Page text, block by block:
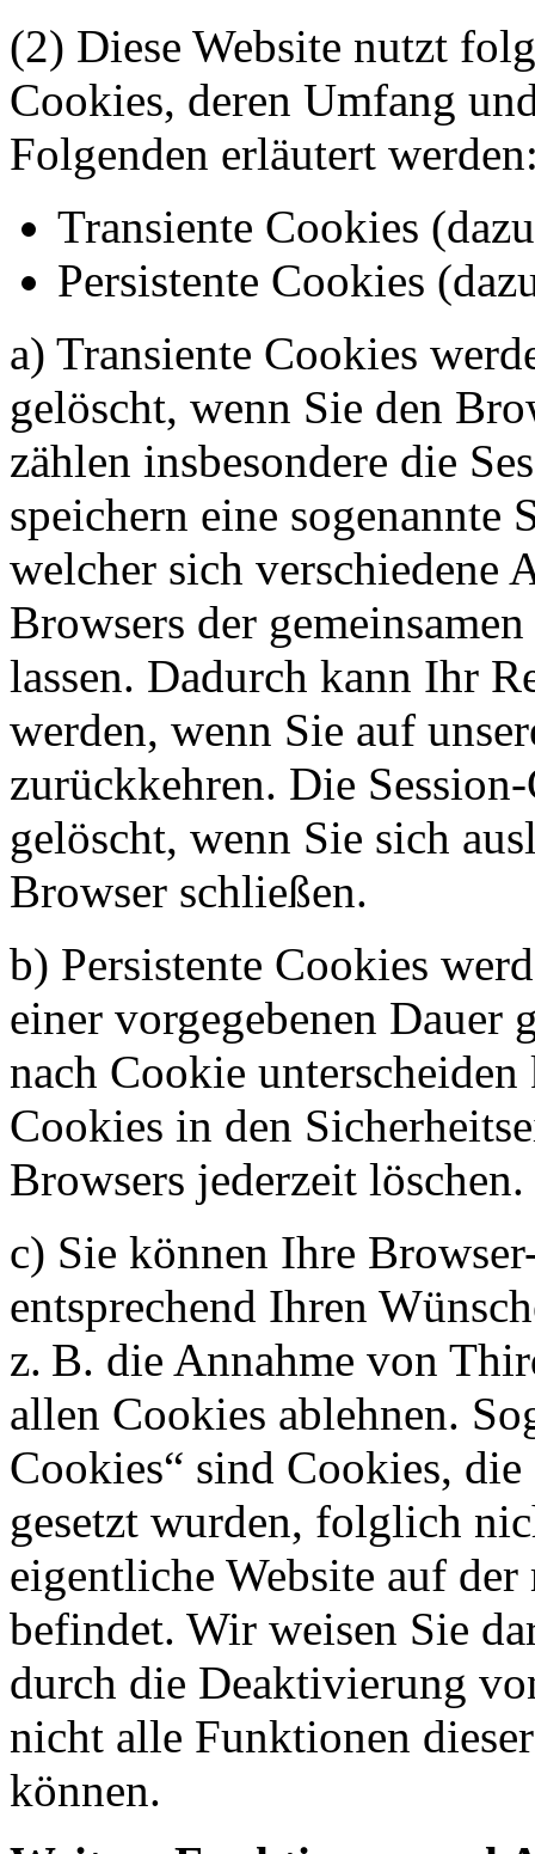
(2) Diese Website nutzt
Cookies, deren Umfang
Folgenden erläutert
Transiente Cookies
Persistente Cookies
a) Transiente Cookies
gelöscht, wenn Sie den
zählen insbesondere die
speichern eine sogenannte
welcher sich verschiedene
Browsers der
lassen. Dadurch kann Ihr
werden, wenn Sie auf
zurückkehren. Die
gelöscht, wenn Sie sich
Browser schließen.
b) Persistente Cookies
einer vorgegebenen Dauer
nach Cookie
Cookies in den
Browsers jederzeit löschen.
c) Sie können Ihre
entsprechend Ihren
z. B. die Annahme von
allen Cookies ablehnen.
Cookies“ sind Cookies,
gesetzt wurden, folglich
eigentliche Website auf der
befindet. Wir weisen Sie
durch die Deaktivierung
nicht alle Funktionen
können.